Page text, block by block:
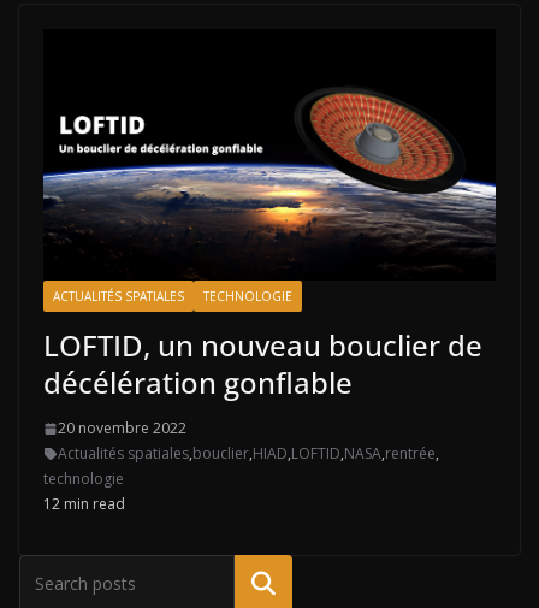
ACTUALITÉS SPATIALES TECHNOLOGIE
LOFTID, un nouveau bouclier de
décélération gonflable
20 novembre 2022
Actualités spatiales,bouclier,HIAD,LOFTID,NASA,rentrée,
technologie
12 min read